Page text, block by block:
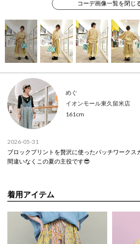
コーデ画像一覧を閉じ
めぐ
イオンモール東久留米店
161cm
2026-05-31
ブロックプリントを贅沢に使ったパッチワークス
間違いなくこの夏の主役です😎
着用アイテム